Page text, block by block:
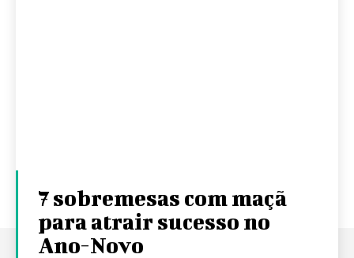
7 sobremesas com maçã
para atrair sucesso no
Ano-Novo